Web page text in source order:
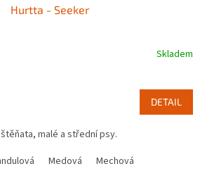
Hurtta - Seeker
Skladem
DETAIL
malé a střední psy.
Medová Mechová